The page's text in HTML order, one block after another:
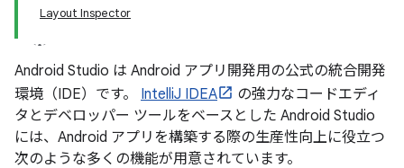
Layout Inspector
Android Studio は Android アプリ開発用の公式の統合開発
環境（IDE）です。 IntelliJ IDEA
の強力なコードエディ
タとデベロッパー ツールをベースとした Android Studio
には、Android アプリを構築する際の生産性向上に役立つ
次のような多くの機能が用意されています。